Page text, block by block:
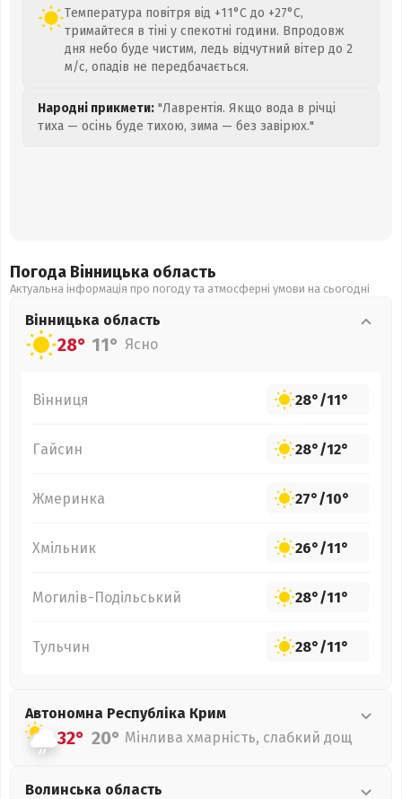
Температура повітря від +11°C до +27°C,
тримайтеся в тіні у спекотні години. Впродовж
дня небо буде чистим, ледь відчутний вітер до 2
м/с, опадів не передбачається.
Народні прикмети: "Лаврентія. Якщо вода в річці
тиха — осінь буде тихою, зима — без завірюх."
Погода Вінницька область
Актуальна інформація про погоду та атмосферні умови на сьогодні
Вінницька область
28° 11° Ясно
Вінниця 28°/11°
Гайсин 28°/12°
Жмеринка 27°/10°
Хмільник 26°/11°
Могилів-Подільський 28°/11°
Тульчин 28°/11°
Автономна Республіка Крим
32° 20° Мінлива хмарність, слабкий дощ
Волинська область